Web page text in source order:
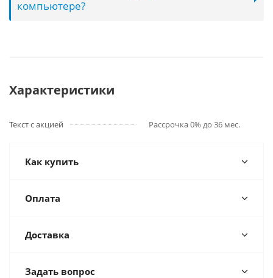
компьютере?
Характеристики
Текст с акцией Рассрочка 0% до 36 мес.
Как купить
Оплата
Доставка
Задать вопрос